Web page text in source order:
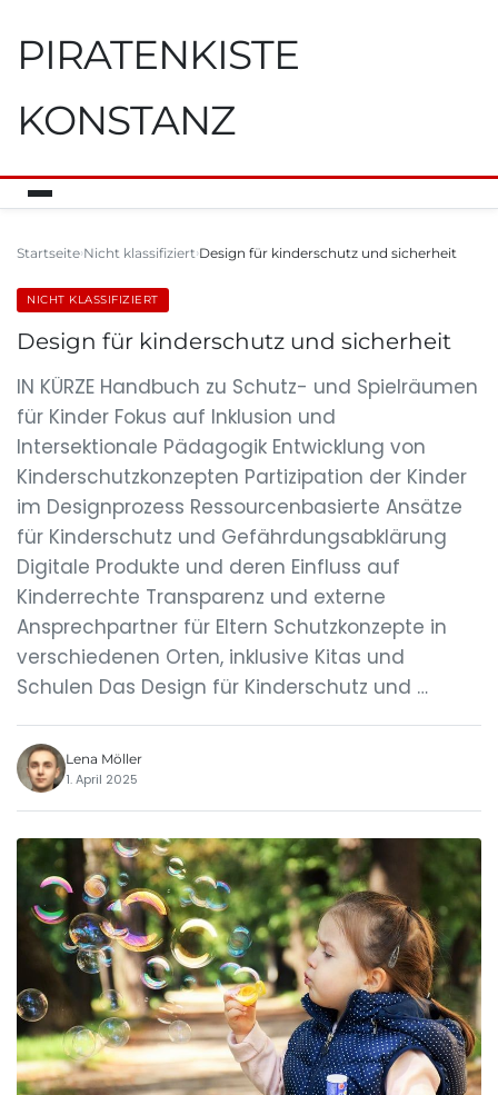
PIRATENKISTE
KONSTANZ
Startseite Nicht klassifiziert Design für kinderschutz und sicherheit
NICHT KLASSIFIZIERT
Design für kinderschutz und sicherheit
IN KÜRZE Handbuch zu Schutz- und Spielräumen
für Kinder Fokus auf Inklusion und
Intersektionale Pädagogik Entwicklung von
Kinderschutzkonzepten Partizipation der Kinder
im Designprozess Ressourcenbasierte Ansätze
für Kinderschutz und Gefährdungsabklärung
Digitale Produkte und deren Einfluss auf
Kinderrechte Transparenz und externe
Ansprechpartner für Eltern Schutzkonzepte in
verschiedenen Orten, inklusive Kitas und
Schulen Das Design für Kinderschutz und …
Lena Möller
1. April 2025